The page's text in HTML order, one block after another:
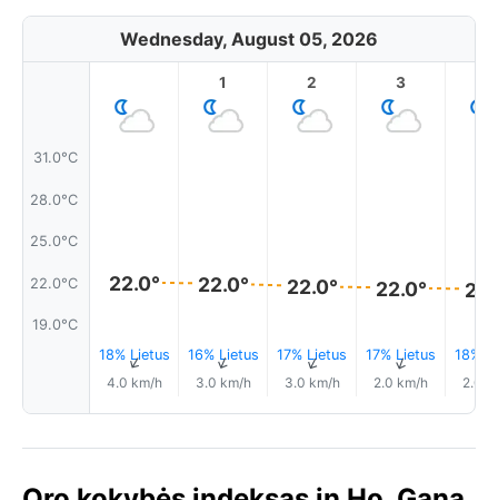
Wednesday, August 05, 2026
31.0°C
28.0°C
25.0°C
22.0°C
19.0°C
22.0°
18% Lietus
↑
4.0 km/h
1
22.0°
16% Lietus
↑
3.0 km/h
2
22.0°
17% Lietus
↑
3.0 km/h
3
22.0°
17% Lietus
↑
2.0 km/h
18%
2.0